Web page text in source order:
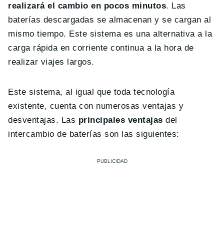
realizará el cambio en pocos minutos. Las
baterías descargadas se almacenan y se cargan al
mismo tiempo. Este sistema es una alternativa a la
carga rápida en corriente continua a la hora de
realizar viajes largos.
Este sistema, al igual que toda tecnología
existente, cuenta con numerosas ventajas y
desventajas. Las principales ventajas del
intercambio de baterías son las siguientes: